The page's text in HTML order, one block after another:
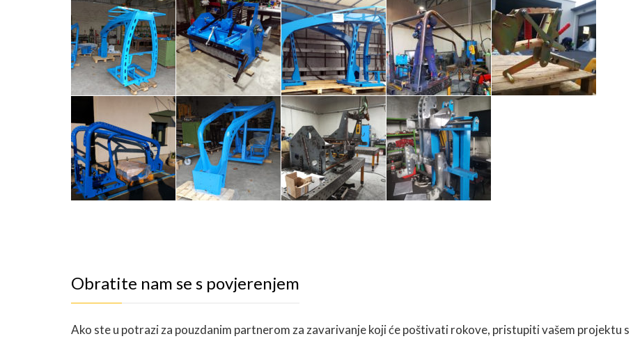
Obratite nam se s povjerenjem
Ako ste u potrazi za pouzdanim partnerom za zavarivanje koji će poštivati rokove, pristupiti vašem projektu s